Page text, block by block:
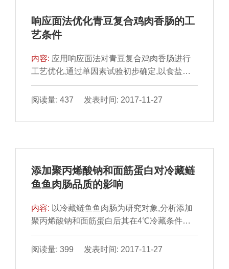
响应面法优化青豆复合鸡肉香肠的工
艺条件
内容: 应用响应面法对青豆复合鸡肉香肠进行
工艺优化,通过单因素试验初步确定,以食盐添
加量、腌制时间、青豆添加量为自变量,以亚硝
酸盐残留量为响应值,进行Box-Behnken试验设
件为食盐添加量2.54%、腌制时间36 h、青豆
整体色泽、口感最佳.
阅读量: 437 发表时间: 2017-11-27
添加聚丙烯酸钠和面筋蛋白对冷藏鲢
鱼鱼肉肠品质的影响
内容: 以冷藏鲢鱼鱼肉肠为研究对象,分析添加
聚丙烯酸钠和面筋蛋白后其在4℃冷藏条件下
的质构特性、蒸煮损失率、持水性、pH值和菌
落总数的变化.结果表明:添加0.2%的聚丙烯酸
阅读量: 399 发表时间: 2017-11-27